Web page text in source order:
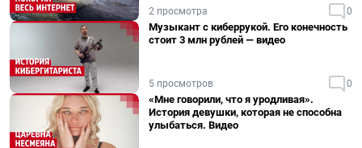
2 просмотра 0
Музыкант с киберрукой. Его конечность
стоит 3 млн рублей — видео
5 просмотров 0
«Мне говорили, что я уродливая».
История девушки, которая не способна
улыбаться. Видео